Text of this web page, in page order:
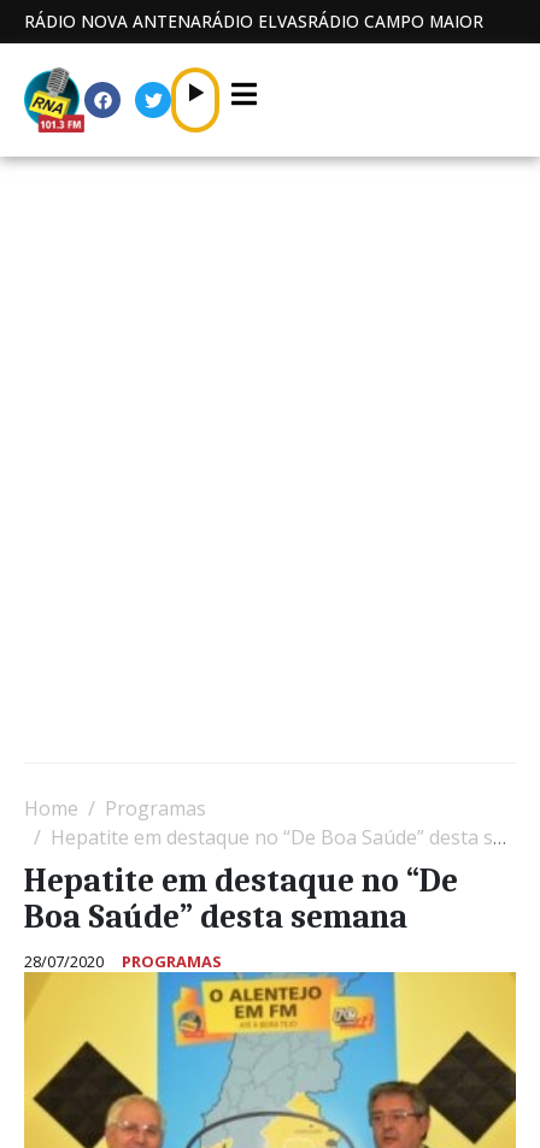
RÁDIO NOVA ANTENARÁDIO ELVASRÁDIO CAMPO MAIOR
Home
Programas
Hepatite em destaque no “De Boa Saúde” desta semana
Hepatite em destaque no “De
Boa Saúde” desta semana
28/07/2020 PROGRAMAS